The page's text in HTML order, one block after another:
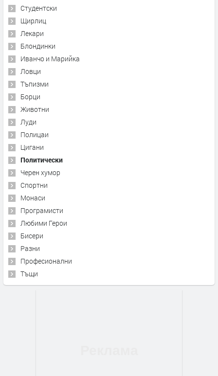
Студентски
Щирлиц
Лекари
Блондинки
Иванчо и Марийка
Ловци
Тъпизми
Борци
Животни
Луди
Полицаи
Цигани
Политически
Черен хумор
Спортни
Монаси
Програмисти
Любими Герои
Бисери
Разни
Професионални
Тъщи